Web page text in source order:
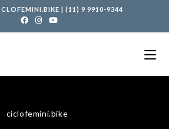
| (11) 9 9910-9344
ciclofemini.bike